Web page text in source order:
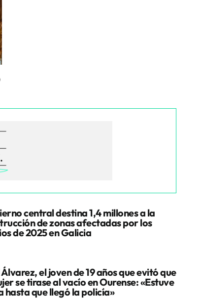
central destina 1,4 millones a la
de zonas afectadas por los
de 2025 en Galicia
el joven de 19 años que evitó que
se tirase al vacío en Ourense: «Estuve
hasta que llegó la policía»